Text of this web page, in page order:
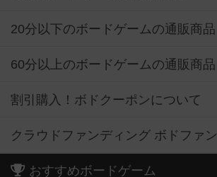
20分以下のボードゲームの通販商品
60分以上のボードゲームの通販商品
割引購入！ボドクーポンについて
クラウドファンディング ボドファン
おすすめボードゲーム